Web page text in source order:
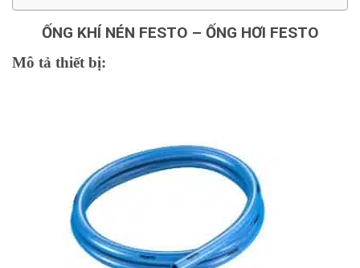
ỐNG KHÍ NÉN FESTO – ỐNG HƠI FESTO
Mô tả thiết bị: